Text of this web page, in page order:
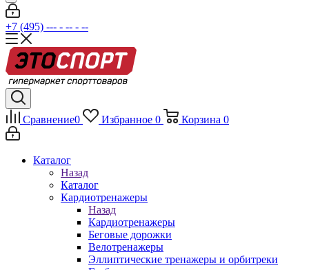
+7 (495) --- - -- - --
Сравнение0 Избранное 0 Корзина 0
Каталог
Назад
Каталог
Кардиотренажеры
Назад
Кардиотренажеры
Беговые дорожки
Велотренажеры
Эллиптические тренажеры и орбитреки